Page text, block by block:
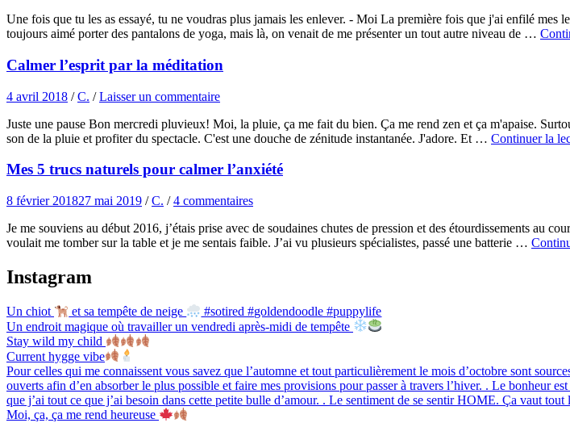
Une fois que tu les as essayé, tu ne voudras plus jamais les enlever. - Moi La première fois que j'ai enfilé
toujours aimé porter des pantalons de yoga, mais là, on venait de me présenter un tout autre niveau de …
Calmer l’esprit par la méditation
4 avril 2018 /C. /Laisser un commentaire
Juste une pause Bon mercredi pluvieux! Moi, la pluie, ça me fait du bien. Ça me rend zen et ça m'apaise.
son de la pluie et profiter du spectacle. C'est une douche de zénitude instantanée. J'adore. Et … Continuer la
Mes 5 trucs naturels pour calmer l’anxiété
8 février 201827 mai 2019 /C. /4 commentaires
Je me souviens au début 2016, j’étais prise avec de soudaines chutes de pression et des étourdissements au
voulait me tomber sur la table et je me sentais faible. J’ai vu plusieurs spécialistes, passé une batterie …
Instagram
Un chiot et sa tempête de neige
#sotired #goldendoodle #puppylife
Un endroit magique où travailler un vendredi après-midi de tempête
Stay wild my child
Current hygge vibe
Pour celles qui me connaissent vous savez que l’automne et tout particulièrement le mois d’octobre sont
ouverts afin d’en absorber le plus possible et faire mes provisions pour passer à travers l’hiver. . Le bonheur
que j’ai tout ce que j’ai besoin dans cette petite bulle d’amour. . Le sentiment de se sentir HOME. Ça vaut
Moi, ça, ça me rend heureuse